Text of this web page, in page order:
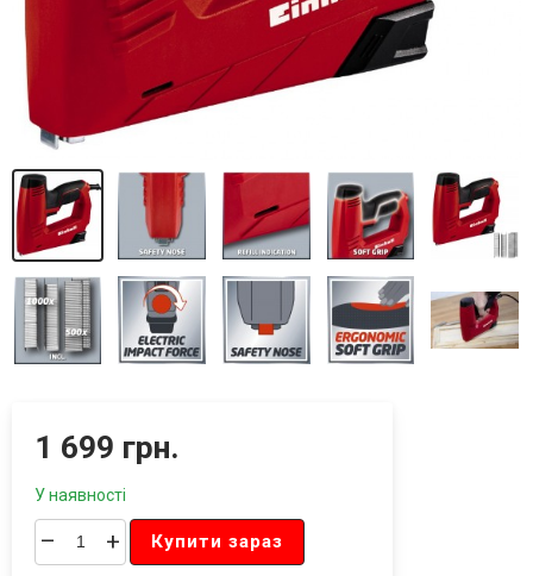
1 699 грн.
У наявності
– + Купити зараз